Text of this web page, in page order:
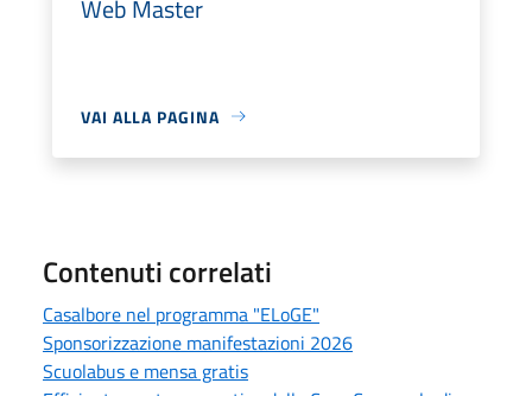
Web Master
VAI ALLA PAGINA
Contenuti correlati
Casalbore nel programma "ELoGE"
Sponsorizzazione manifestazioni 2026
Scuolabus e mensa gratis